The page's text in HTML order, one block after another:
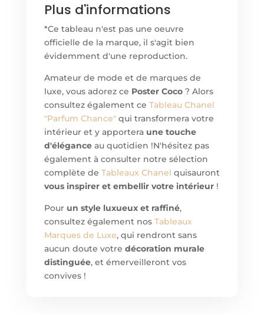
Plus d'informations
*Ce tableau n'est pas une oeuvre
officielle de la marque, il s'agit bien
évidemment d'une reproduction.
Amateur de mode et de marques de
luxe, vous adorez ce Poster Coco? Alors
consultez également ce Tableau Chanel
"Parfum Chance"qui transformera votre
intérieur et y apportera une touche
d'éléganceau quotidien !N'hésitez pas
également à consulter notre sélection
complète de Tableaux Chanel quisauront
vous inspirer et embellir votre intérieur!
Pour un style luxueux et raffiné,
consultez également nos Tableaux
Marques de Luxe, qui rendront sans
aucun doute votre décoration murale
distinguée, et émerveilleront vos
convives !